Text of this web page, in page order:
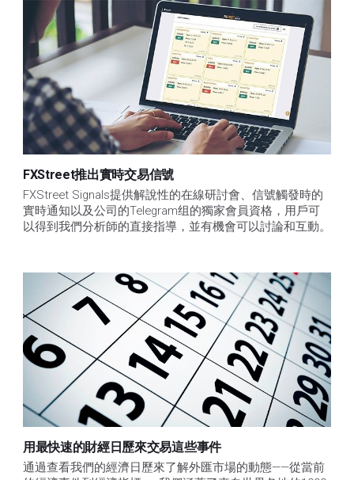
FXStreet推出實時交易信號
FXStreet Signals提供解說性的在線研討會、信號觸發時的
實時通知以及公司的Telegram组的獨家會員資格，用戶可
以得到我們分析師的直接指導，並有機會可以討論和互動。
用最快速的財經日歷來交易這些事件
通過查看我們的經濟日歷來了解外匯市場的動態——從當前